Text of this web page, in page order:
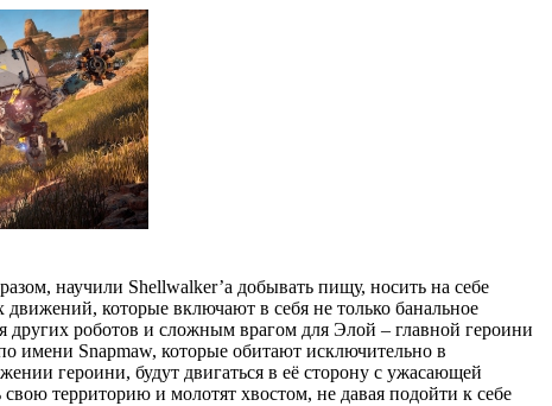
научили Shellwalker’а добывать пищу, носить на себе
которые включают в себя не только банальное
роботов и сложным врагом для Элой – главной героини
имени Snapmaw, которые обитают исключительно в
героини, будут двигаться в её сторону с ужасающей
территорию и молотят хвостом, не давая подойти к себе